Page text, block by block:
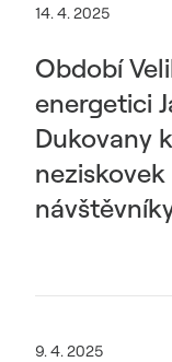
14. 4. 2025
Období
energetici
Dukovany
9. 4. 2025